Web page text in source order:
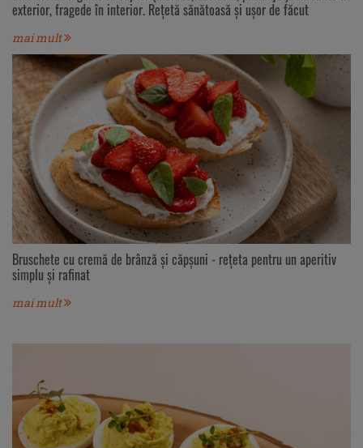
exterior, fragede în interior. Rețetă sănătoasă și ușor de făcut
mai mult
Bruschete cu cremă de brânză și căpșuni - rețeta pentru un aperitiv
simplu și rafinat
mai mult